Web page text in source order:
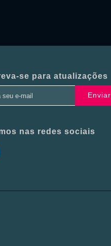
se para atualizações
Enviar
nas redes sociais